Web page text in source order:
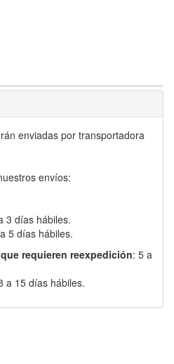
enviadas por transportadora
envíos:
3 días hábiles.
5 días hábiles.
requieren reexpedición: 5 a
a 15 días hábiles.